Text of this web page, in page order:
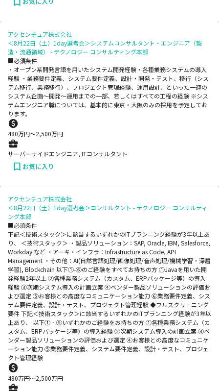
アクセンチュア株式会社
＜8月22日（土）1day選考会＞システムコンサルタント・エンジニア（製
造・流通領域） - テクノロジー コンサルティング本部
■必須条件
・オープン系開発言語を用いたシステム開発経験・各種業務システムの導入
経験 ・業務要件定義、システム要件定義、設計・開発・テスト、移行（シス
テム移行、業務移行）、プロジェクト管理経験、運用設計、といった一連の
システム企画～開発～運用までの一部、若しくはすべての工程の経験 ※シス
テムエンジニア職については、基本的に東京・大阪のみの採用を予定してお
ります。
480万円〜2,500万円
サーバーサイドエンジニア, ITコンサルタント
お気に入り
アクセンチュア株式会社
＜8月22日（土）1day選考会＞コンサルタント - テクノロジー コンサルティ
ング本部
■必須条件
下記＜技術スタック＞に該当するいずれかのITプランニング経験が3年以上あ
り、 ＜技術スタック＞ ・製品ソリューション：SAP, Oracle, IBM, Salesforce,
Workday など ・アーキ・インフラ：Infrastructure as Code, API
Management ・その他：AI(自然言語処理/画像処理/音声処理/機械学習・深層
学習), Blockchain 以下①-⑥のご経験をすべてお持ちの方 ①Javaを用いた開
発経験2年以上 ②各種業務システム（カスタム、ERPパッケージ等）の導入
経験 ③次期システム導入の計画立案 ④ベンダー製品ソリューションの評価お
よび選定 ⑤お客様との高度なコミュニケーション能力 ⑥業務要件定義、シス
テム要件定義、設計・テスト、プロジェクト管理経験 ◆フルスクリーニング
要件 下記＜技術スタック＞に該当するいずれかのITプランニング経験が3年以
上あり、 以下①‐⑤いずれかのご経験をお持ちの方 ①各種業務システム（カ
スタム、ERPパッケージ等）の導入経験 ②次期システム導入の計画立案 ③ベ
ンダー製品ソリューションの評価および選定 ④お客様との高度なコミュニケ
ーション能力 ⑤業務要件定義、システム要件定義、設計・テスト、プロジェ
クト管理経験
480万円〜2,500万円